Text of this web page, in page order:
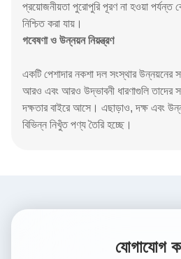
প্রয়োজনীয়তা পুরোপুরি পূরণ না হওয়া পর্যন্ত
নিশ্চিত করা যায়।
গবেষণা ও উন্নয়ন নিয়ন্ত্রণ
একটি পেশাদার নকশা দল সংস্থার উন্নয়নের
আরও এবং আরও উদ্ভাবনী ধারণাগুলি তাদের
দক্ষতার বাইরে আসে। এছাড়াও, দক্ষ এবং
বিভিন্ন নিখুঁত পণ্য তৈরি হচ্ছে।
যোগাযোগ